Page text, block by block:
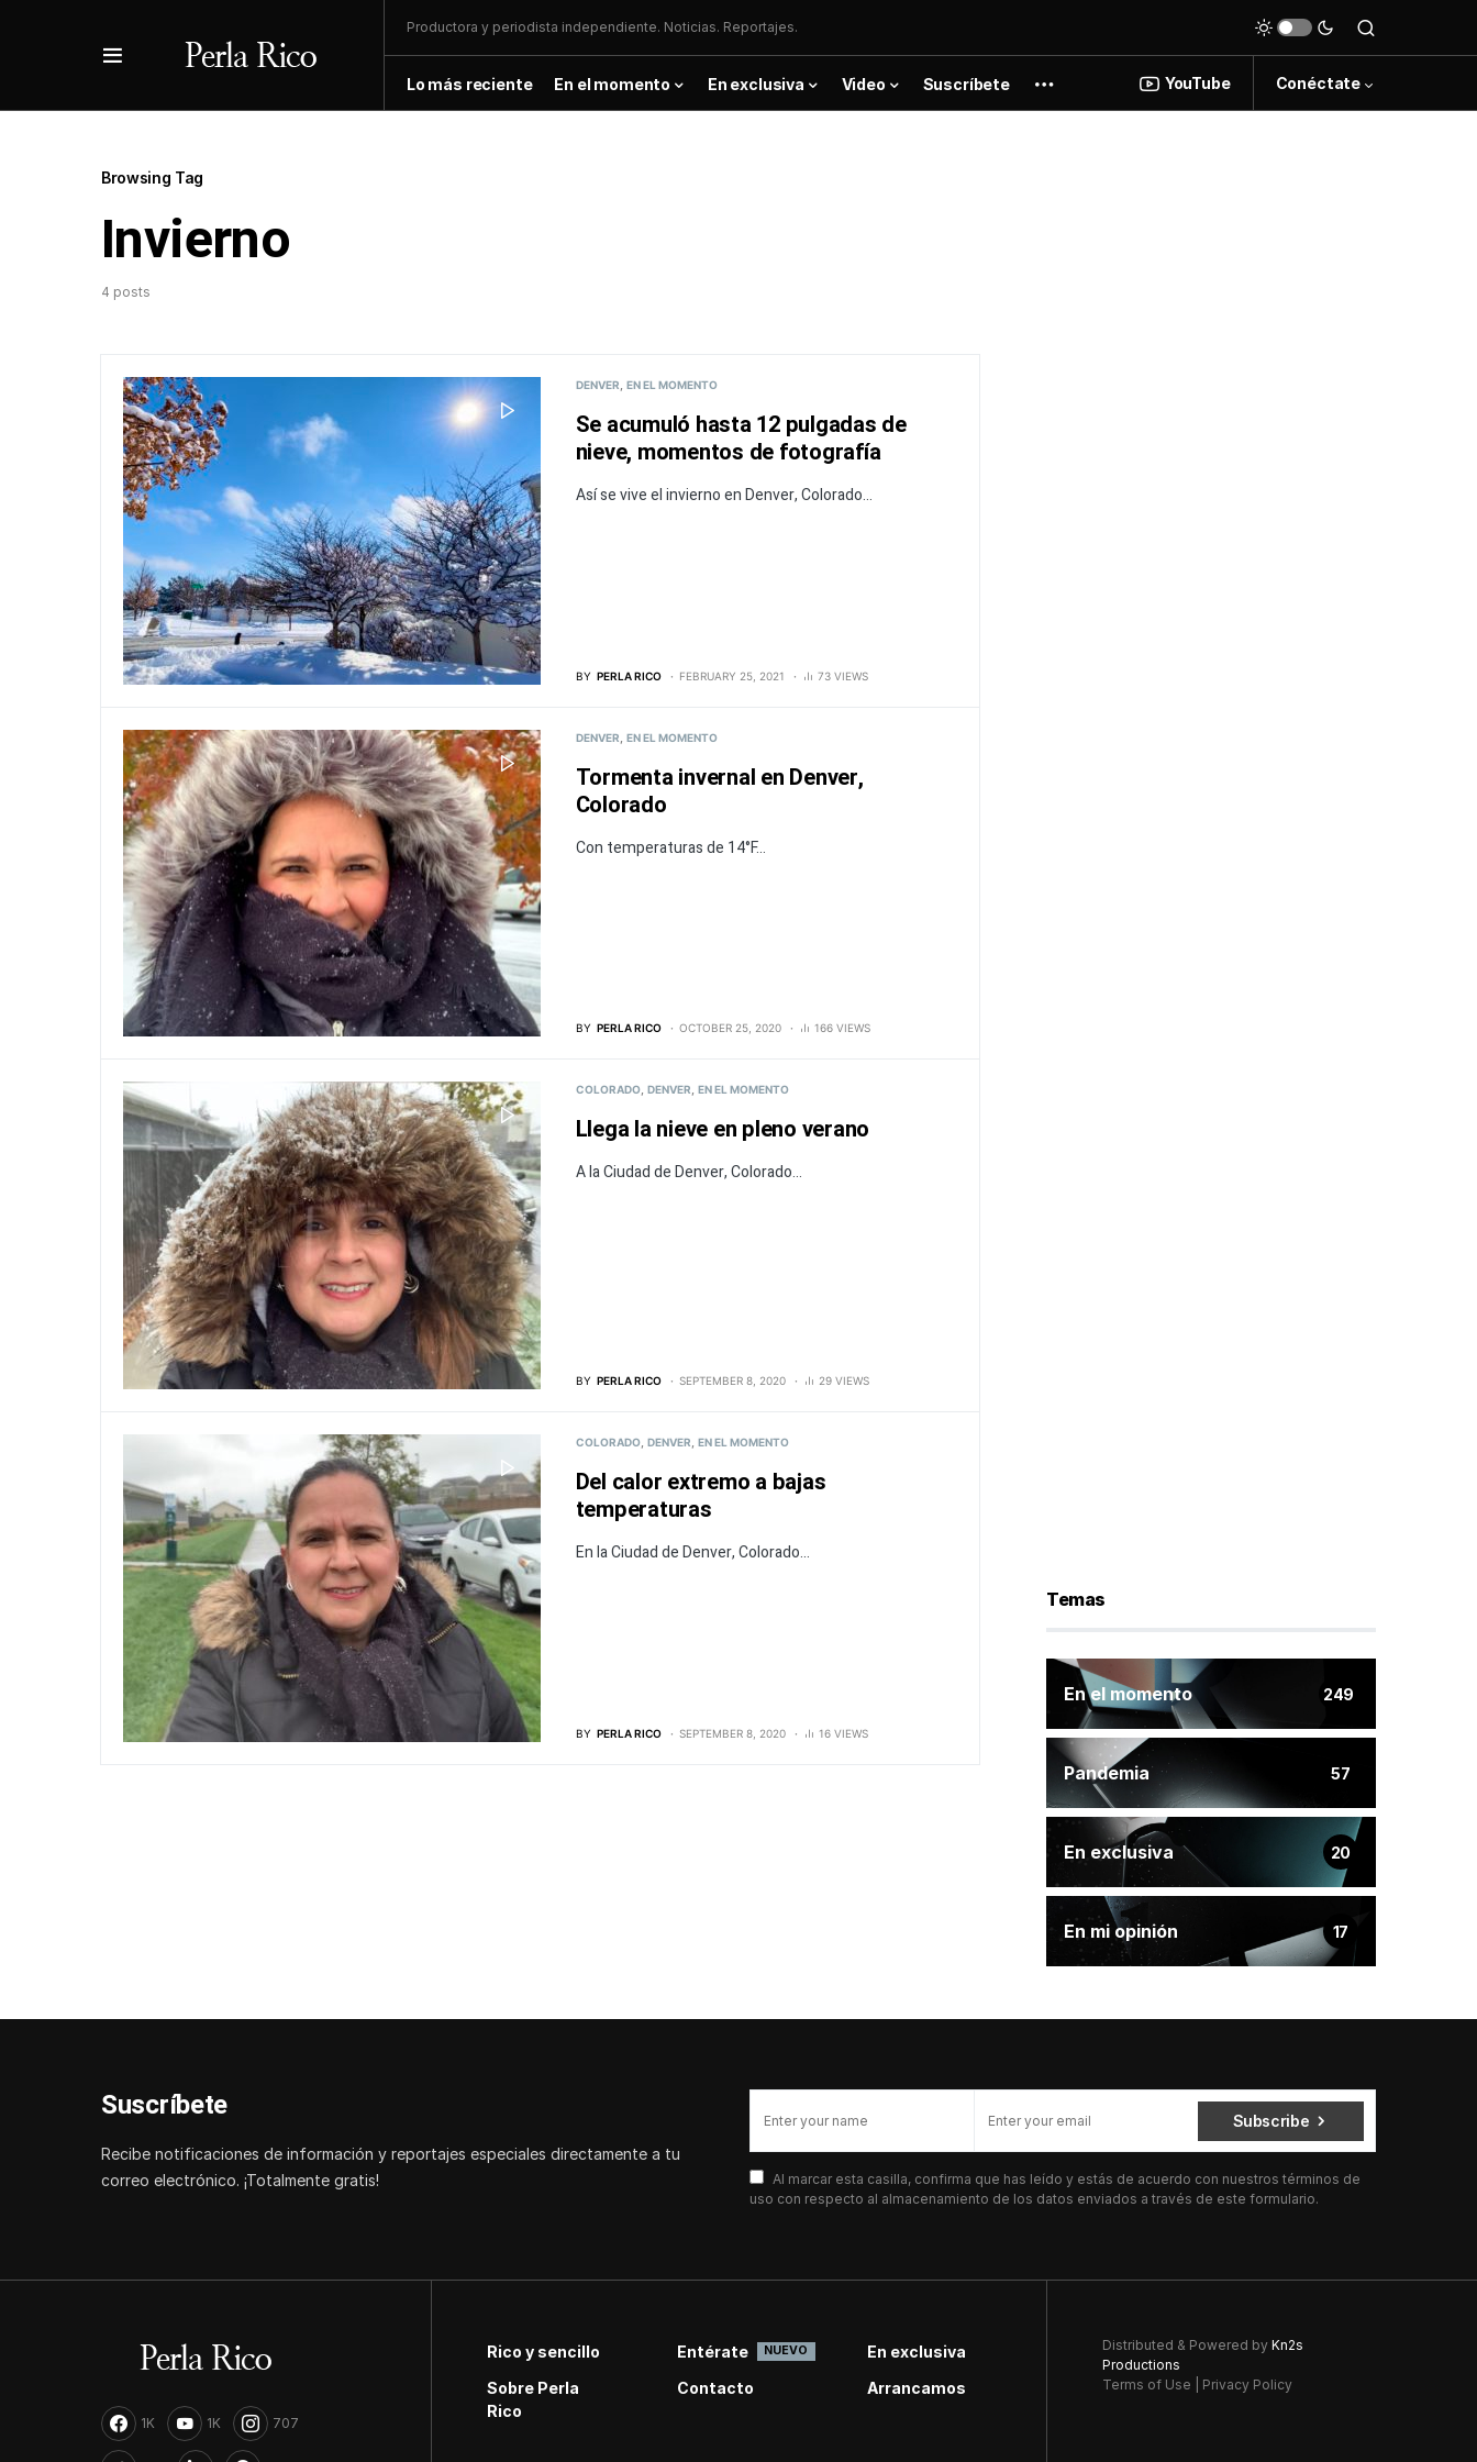
Productora y periodista independiente. Noticias. Reportajes.
Lo más reciente En el momento En exclusiva Video Suscríbete YouTube Conéctate
Browsing Tag
Invierno
4 posts
DENVER EN EL MOMENTO
Se acumuló hasta 12 pulgadas de
nieve, momentos de fotografía
Así se vive el invierno en Denver, Colorado...
BY PERLA RICO FEBRUARY 25, 2021 73 VIEWS
DENVER EN EL MOMENTO
Tormenta invernal en Denver,
Colorado
Con temperaturas de 14°F...
BY PERLA RICO OCTOBER 25, 2020 166 VIEWS
COLORADO DENVER EN EL MOMENTO
Llega la nieve en pleno verano
A la Ciudad de Denver, Colorado...
BY PERLA RICO SEPTEMBER 8, 2020 29 VIEWS
COLORADO DENVER EN EL MOMENTO
Del calor extremo a bajas
temperaturas
En la Ciudad de Denver, Colorado...
BY PERLA RICO SEPTEMBER 8, 2020 16 VIEWS
Temas
En el momento 249
Pandemia 57
En exclusiva 20
En mi opinión 17
Suscríbete
Recibe notificaciones de información y reportajes especiales directamente a tu
correo electrónico. ¡Totalmente gratis!
Subscribe
Al marcar esta casilla, confirma que has leído y estás de acuerdo con nuestros términos de
uso con respecto al almacenamiento de los datos enviados a través de este formulario.
1K 1K 707
Rico y sencillo Entérate NUEVO
En exclusiva
Sobre Perla
Rico
Contacto Arrancamos
Distributed & Powered by Kn2s
Productions
Terms of Use
Privacy Policy